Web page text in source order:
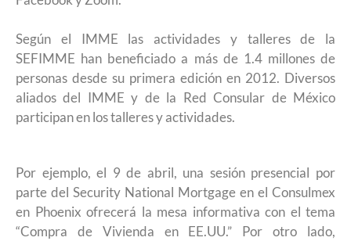
Según el IMME las actividades y talleres de la
SEFIMME han beneficiado a más de 1.4 millones de
personas desde su primera edición en 2012. Diversos
aliados del IMME y de la Red Consular de México
participan en los talleres y actividades.
Por ejemplo, el 9 de abril, una sesión presencial por
parte del Security National Mortgage en el Consulmex
en Phoenix ofrecerá la mesa informativa con el tema
“Compra de Vivienda en EE.UU.” Por otro lado,